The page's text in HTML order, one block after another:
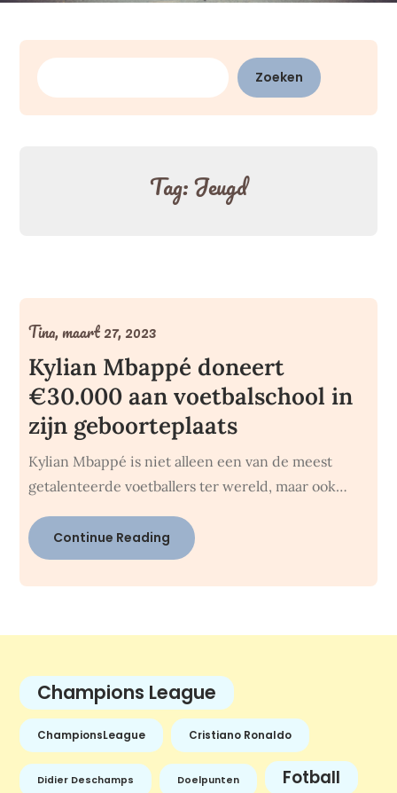
Zoeken
Zoeken
Tag:Jeugd
Kylian Mbappé doneert
€30.000 aan voetbalschool in
zijn geboorteplaats
Tina,maart 27, 2023
Kylian Mbappé is niet alleen een van de meest
getalenteerde voetballers ter wereld, maar ook…
Continue Reading
Champions League
ChampionsLeague Cristiano Ronaldo
Didier Deschamps Doelpunten Fotball